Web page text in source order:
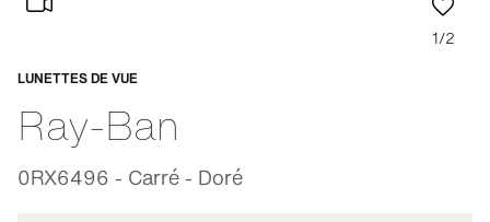
1/2
LUNETTES DE VUE
Ray-Ban
0RX6496 - Carré - Doré
Adaptable